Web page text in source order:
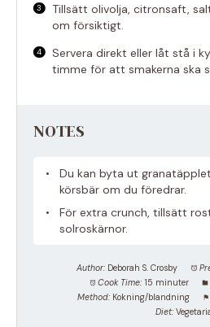
Tillsätt olivolja, citronsaft,
om försiktigt.
Servera direkt eller låt stå i
timme för att smakerna ska
NOTES
Du kan byta ut
körsbär om du föredrar.
För extra crunch, tillsätt
solroskärnor.
Author: Deborah S. Crosby
Cook Time: 15 minuter
Method: Kokning/blandning
Diet: